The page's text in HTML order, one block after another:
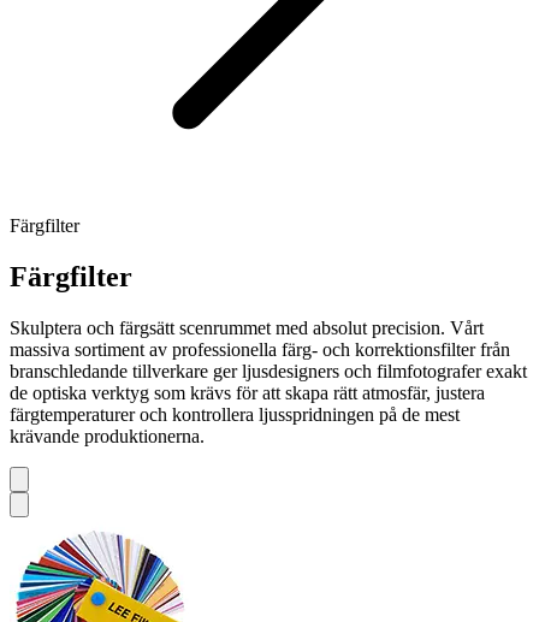
Färgfilter
Färgfilter
Skulptera och färgsätt scenrummet med absolut precision. Vårt
massiva sortiment av professionella färg- och korrektionsfilter från
branschledande tillverkare ger ljusdesigners och filmfotografer exakt
de optiska verktyg som krävs för att skapa rätt atmosfär, justera
färgtemperaturer och kontrollera ljusspridningen på de mest
krävande produktionerna.